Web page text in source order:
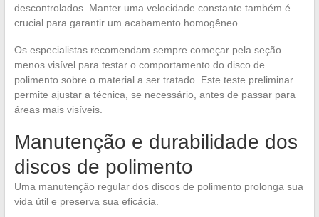
descontrolados. Manter uma velocidade constante também é
crucial para garantir um acabamento homogêneo.
Os especialistas recomendam sempre começar pela seção
menos visível para testar o comportamento do disco de
polimento sobre o material a ser tratado. Este teste preliminar
permite ajustar a técnica, se necessário, antes de passar para
áreas mais visíveis.
Manutenção e durabilidade dos
discos de polimento
Uma manutenção regular dos discos de polimento prolonga sua
vida útil e preserva sua eficácia.